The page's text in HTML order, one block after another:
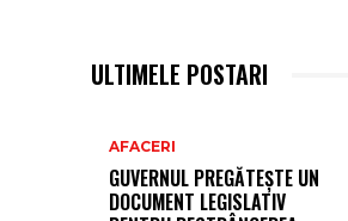
ULTIMELE POSTARI
AFACERI
GUVERNUL PREGĂTEȘTE UN
DOCUMENT LEGISLATIV